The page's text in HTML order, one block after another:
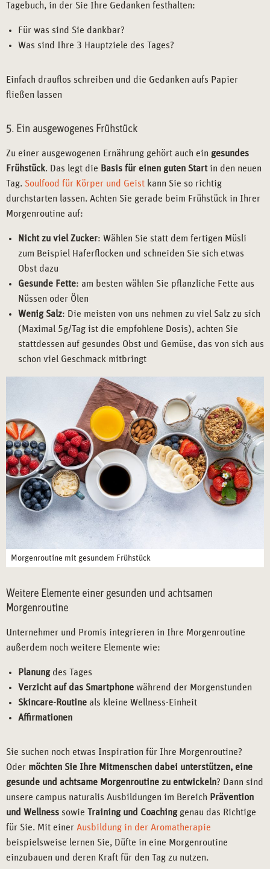
Tagebuch, in der Sie Ihre Gedanken festhalten:
Für was sind Sie dankbar?
Was sind Ihre 3 Hauptziele des Tages?
Einfach drauflos schreiben und die Gedanken aufs Papier
fließen lassen
5. Ein ausgewogenes Frühstück
Zu einer ausgewogenen Ernährung gehört auch ein gesundes
Frühstück. Das legt die Basis für einen guten Startin den neuen
Tag. Soulfood für Körper und Geist kann Sie so richtig
durchstarten lassen. Achten Sie gerade beim Frühstück in Ihrer
Morgenroutine auf:
Nicht zu viel Zucker: Wählen Sie statt dem fertigen Müsli
zum Beispiel Haferflocken und schneiden Sie sich etwas
Obst dazu
Gesunde Fette: am besten wählen Sie pflanzliche Fette aus
Nüssen oder Ölen
Wenig Salz: Die meisten von uns nehmen zu viel Salz zu sich
(Maximal 5g/Tag ist die empfohlene Dosis), achten Sie
stattdessen auf gesundes Obst und Gemüse, das von sich aus
schon viel Geschmack mitbringt
Morgenroutine mit gesundem Frühstück
Weitere Elemente einer gesunden und achtsamen
Morgenroutine
Unternehmer und Promis integrieren in Ihre Morgenroutine
außerdem noch weitere Elemente wie:
Planungdes Tages
Verzicht auf das Smartphone während der Morgenstunden
Skincare-Routine als kleine Wellness-Einheit
Affirmationen
Sie suchen noch etwas Inspiration für Ihre Morgenroutine?
Oder möchten Sie Ihre Mitmenschen dabei unterstützen, eine
gesunde und achtsame Morgenroutine zu entwickeln? Dann sind
unsere campus naturalis Ausbildungen im Bereich Prävention
und Wellness sowie Training und Coachinggenau das Richtige
für Sie. Mit einer Ausbildung in der Aromatherapie
beispielsweise lernen Sie, Düfte in eine Morgenroutine
einzubauen und deren Kraft für den Tag zu nutzen.